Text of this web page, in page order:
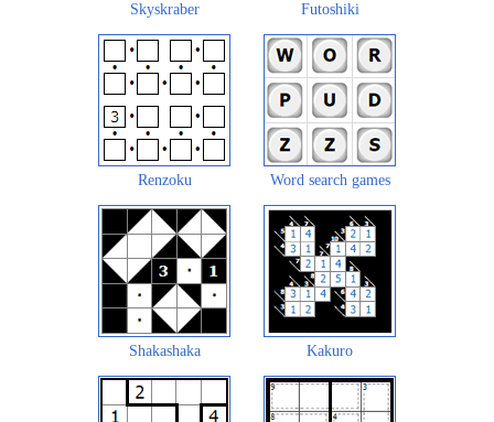
Skyskraber Futoshiki
Renzoku Word search games
Shakashaka Kakuro